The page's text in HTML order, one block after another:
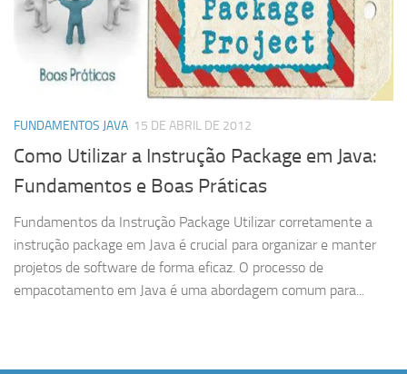
FUNDAMENTOS JAVA 15 DE ABRIL DE 2012
Como Utilizar a Instrução Package em Java:
Fundamentos e Boas Práticas
Fundamentos da Instrução Package Utilizar corretamente a
instrução package em Java é crucial para organizar e manter
projetos de software de forma eficaz. O processo de
empacotamento em Java é uma abordagem comum para...